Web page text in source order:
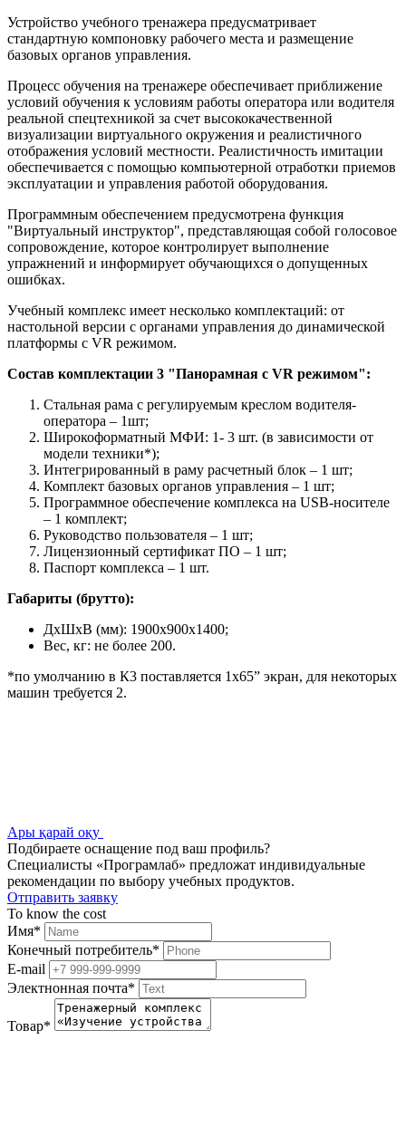
Устройство учебного тренажера предусматривает
стандартную компоновку рабочего места и размещение
базовых органов управления.
Процесс обучения на тренажере обеспечивает приближение
условий обучения к условиям работы оператора или водителя
реальной спецтехникой за счет высококачественной
визуализации виртуального окружения и реалистичного
отображения условий местности. Реалистичность имитации
обеспечивается с помощью компьютерной отработки приемов
эксплуатации и управления работой оборудования.
Программным обеспечением предусмотрена функция
"Виртуальный инструктор", представляющая собой голосовое
сопровождение, которое контролирует выполнение
упражнений и информирует обучающихся о допущенных
ошибках.
Учебный комплекс имеет несколько комплектаций: от
настольной версии с органами управления до динамической
платформы с VR режимом.
Состав комплектации 3 "Панорамная c VR режимом":
Стальная рама с регулируемым креслом водителя-
оператора – 1шт;
Широкоформатный МФИ: 1- 3 шт. (в зависимости от
модели техники*);
Интегрированный в раму расчетный блок – 1 шт;
Комплект базовых органов управления – 1 шт;
Программное обеспечение комплекса на USB-носителе
– 1 комплект;
Руководство пользователя – 1 шт;
Лицензионный сертификат ПО – 1 шт;
Паспорт комплекса – 1 шт.
Габариты (брутто):
ДхШхВ (мм): 1900x900x1400;
Вес, кг: не более 200.
*по умолчанию в К3 поставляется 1х65” экран, для некоторых
машин требуется 2.
Ары қарай оқу
Подбираете оснащение под ваш профиль?
Специалисты «Програмлаб» предложат индивидуальные
рекомендации по выбору учебных продуктов.
Отправить заявку
To know the cost
Имя*
Конечный потребитель*
E-mail
Электнонная почта*
Товар*